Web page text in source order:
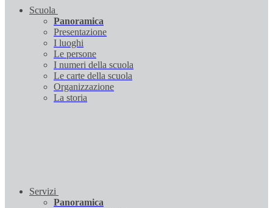
Scuola
Panoramica
Presentazione
I luoghi
Le persone
I numeri della scuola
Le carte della scuola
Organizzazione
La storia
Servizi
Panoramica